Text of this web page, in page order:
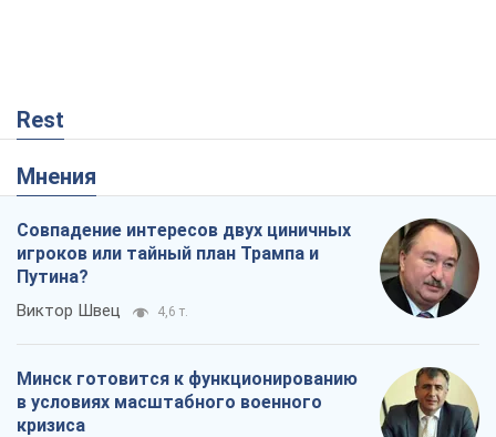
Rest
Мнения
Совпадение интересов двух циничных
игроков или тайный план Трампа и
Путина?
Виктор Швец 4,6 т.
Минск готовится к функционированию
в условиях масштабного военного
кризиса